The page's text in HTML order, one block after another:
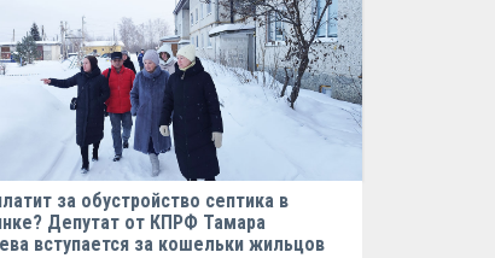
за обустройство септика в
Депутат от КПРФ Тамара
вступается за кошельки жильцов